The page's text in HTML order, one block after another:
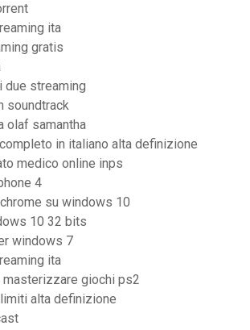
ita
gratis
due streaming
soundtrack
olaf samantha
in italiano alta definizione
medico online inps
4
su windows 10
10 32 bits
windows 7
ita
masterizzare giochi ps2
alta definizione